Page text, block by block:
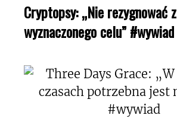
Cryptopsy: „Nie rezygnować z
wyznaczonego celu” #wywiad